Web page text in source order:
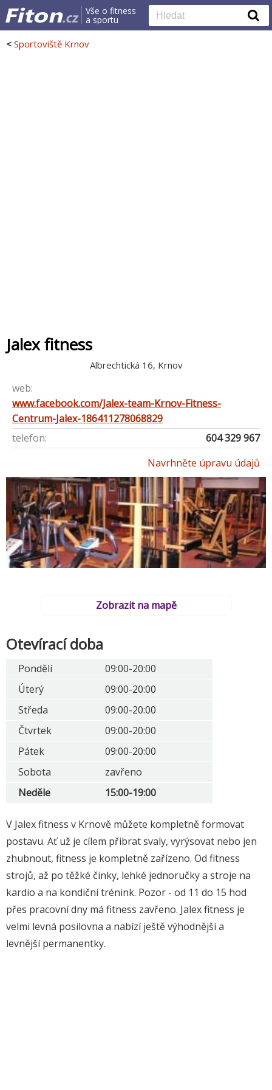
Vše o fitness
a sportu
< Sportoviště Krnov
Jalex fitness
Albrechtická 16, Krnov
web:
www.facebook.com/Jalex-team-Krnov-Fitness-
Centrum-Jalex-186411278068829
telefon:
604 329 967
Navrhněte úpravu údajů
Zobrazit na mapě
Otevírací doba
Pondělí
09:00-20:00
Úterý
09:00-20:00
Středa
09:00-20:00
Čtvrtek
09:00-20:00
Pátek
09:00-20:00
Sobota
zavřeno
Neděle
15:00-19:00
V Jalex fitness v Krnově můžete kompletně formovat
postavu. Ať už je cílem přibrat svaly, vyrýsovat nebo jen
zhubnout, fitness je kompletně zařízeno. Od fitness
strojů, až po těžké činky, lehké jednoručky a stroje na
kardio a na kondiční trénink. Pozor - od 11 do 15 hod
přes pracovní dny má fitness zavřeno. Jalex fitness je
velmi levná posilovna a nabízí ještě výhodnější a
levnější permanentky.